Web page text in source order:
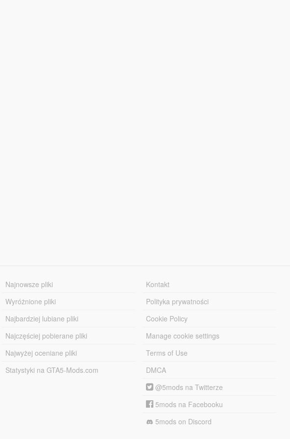
Najnowsze pliki
Wyróżnione pliki
Najbardziej lubiane pliki
Najczęściej pobierane pliki
Najwyżej oceniane pliki
Statystyki na GTA5-Mods.com
Kontakt
Polityka prywatności
Cookie Policy
Manage cookie settings
Terms of Use
DMCA
@5mods na Twitterze
5mods na Facebooku
5mods on Discord